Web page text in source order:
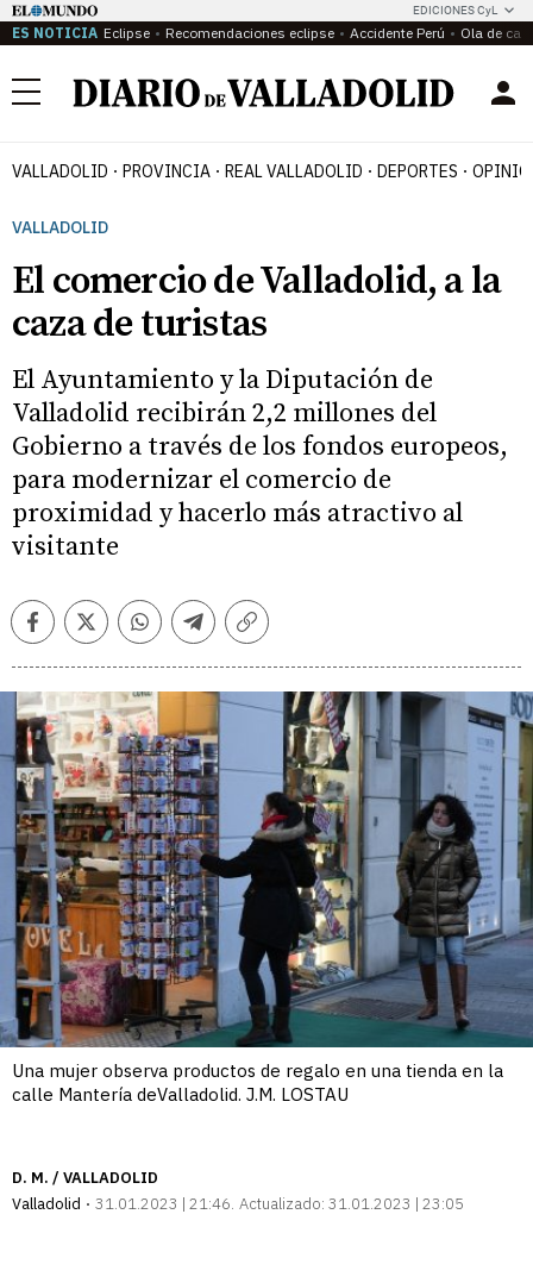
EDICIONES CyL
ES NOTICIA Eclipse Recomendaciones eclipse Accidente Perú Ola de
Menú
VALLADOLID PROVINCIA REAL VALLADOLID DEPORTES
VALLADOLID
El comercio de Valladolid, a la
caza de turistas
El Ayuntamiento y la Diputación de
Valladolid recibirán 2,2 millones del
Gobierno a través de los fondos europeos,
para modernizar el comercio de
proximidad y hacerlo más atractivo al
visitante
FacebookTwitterWhatsappTelegramCopiar
Una mujer observa productos de regalo en una tienda en la
calle Mantería deValladolid. J.M. LOSTAU
D. M. / VALLADOLID
Valladolid
31.01.2023 | 21:46 Actualizado: 31.01.2023 | 23:05